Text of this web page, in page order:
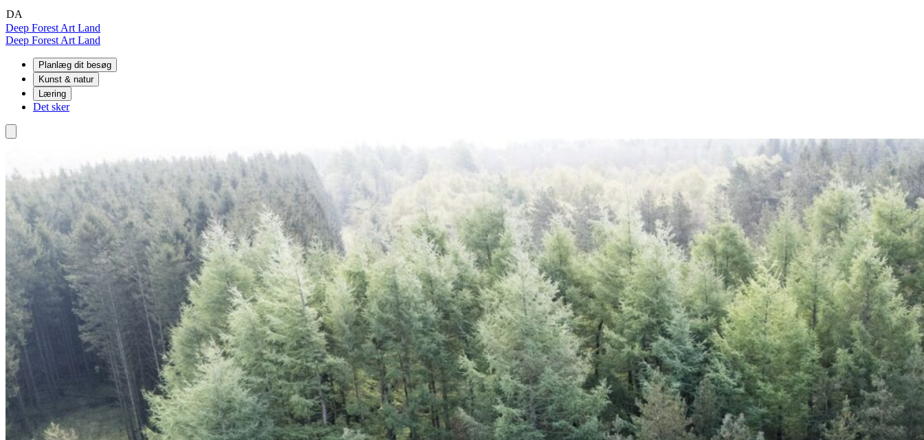
DA
Deep Forest Art Land
Deep Forest Art Land
Planlæg dit besøg
Kunst & natur
Læring
Det sker